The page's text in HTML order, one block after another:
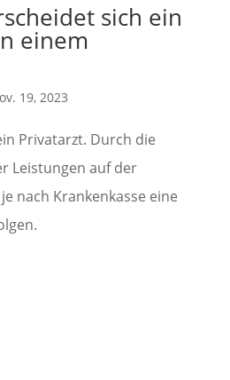
sich ein
einem
19, 2023
Privatarzt. Durch die
Leistungen auf der
nach Krankenkasse eine